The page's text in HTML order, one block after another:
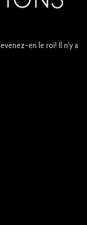
en le roi! Il n'y a